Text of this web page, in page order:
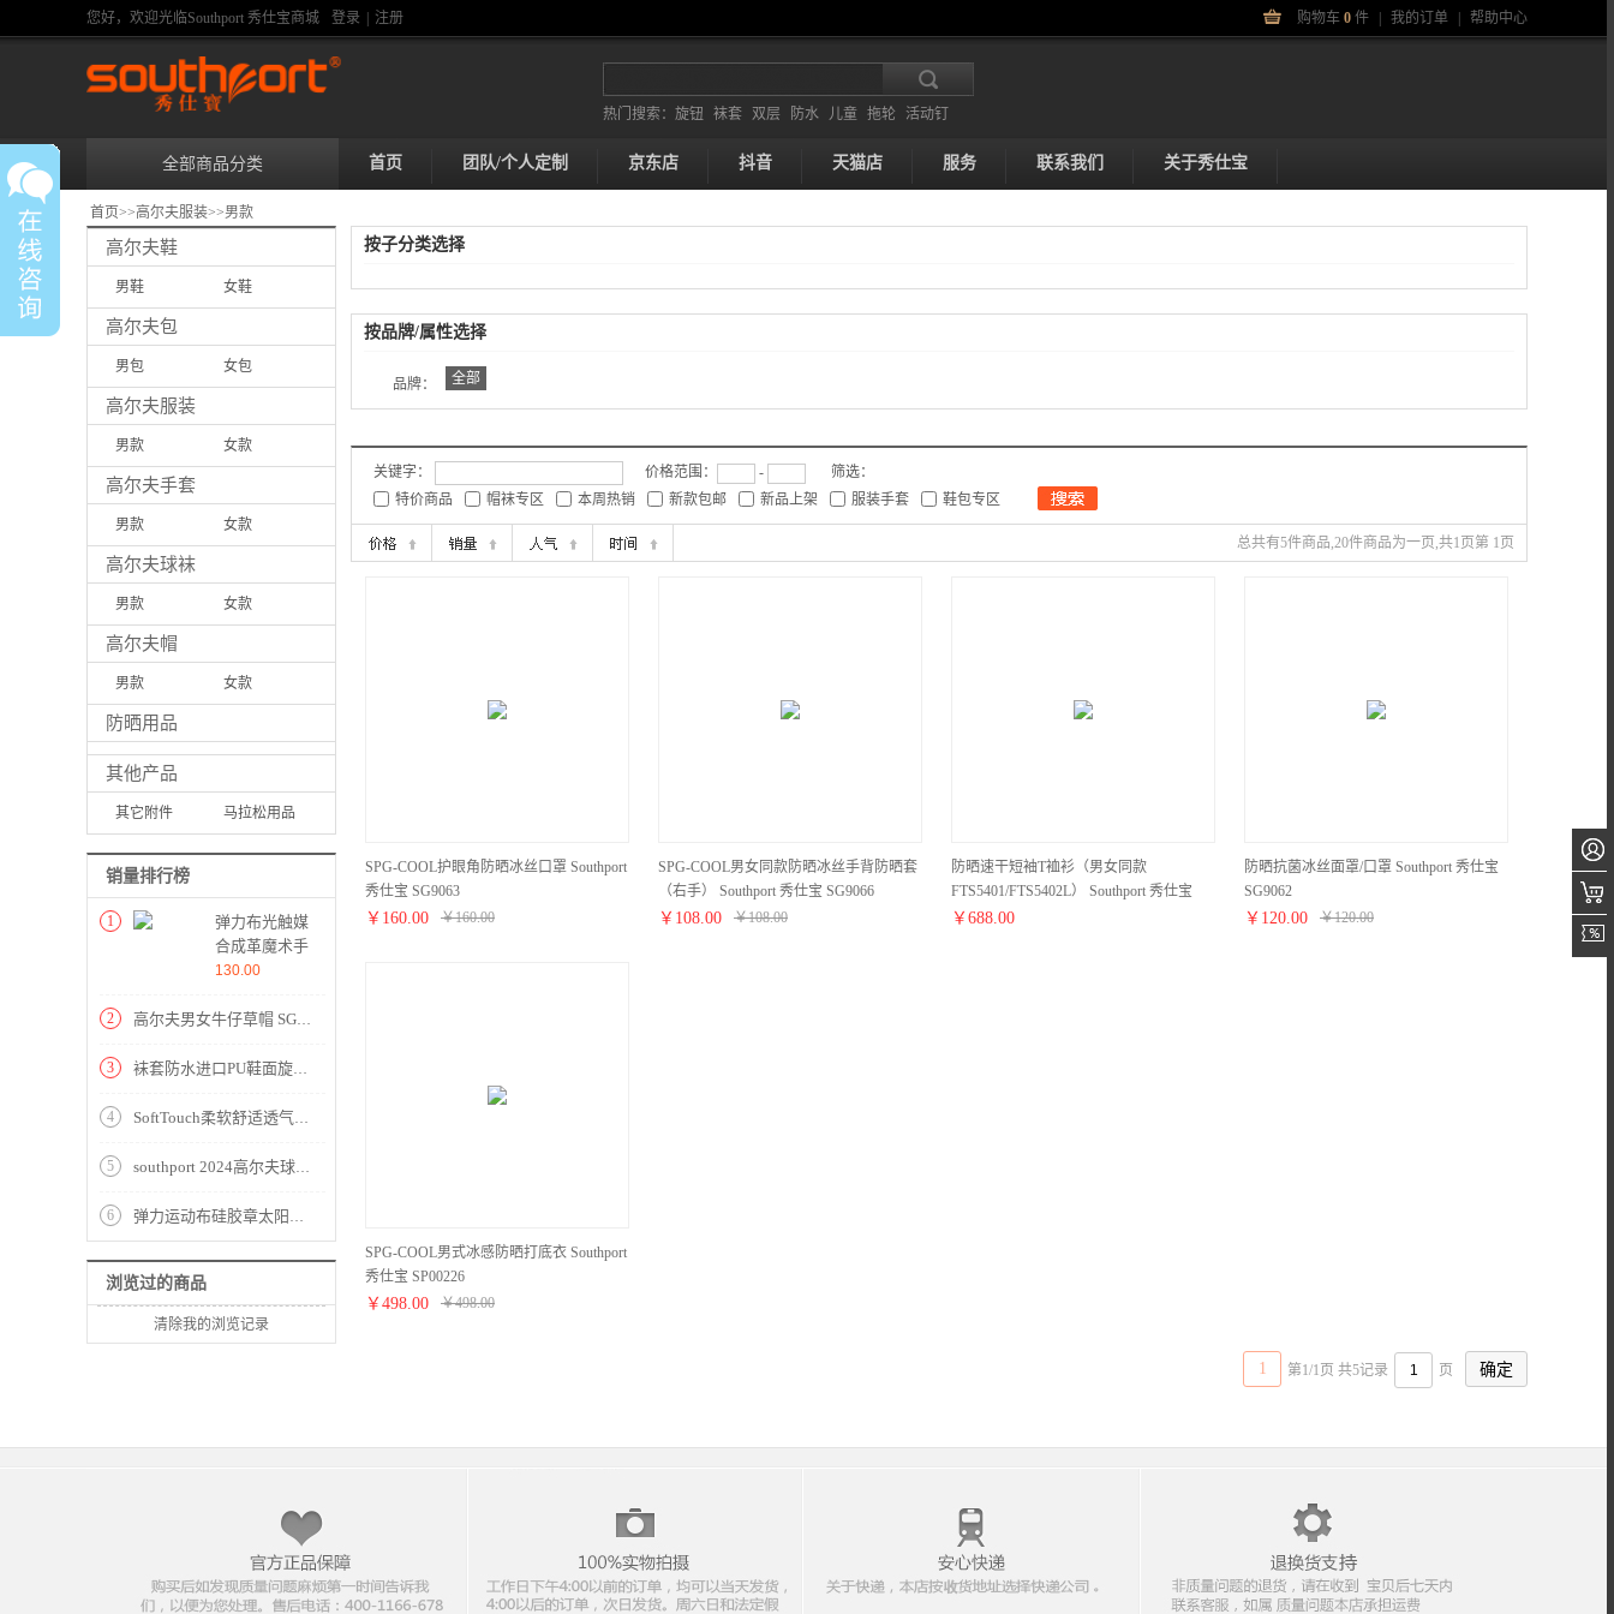
您好，欢迎光临Southport 秀仕宝商城 登录 注册 帮助中心
我的订单
购物车 0 件
热门搜索： 旋钮 袜套 双层 防水 儿童 拖轮
活动钉
全部商品分类 首页 团队/个人定制 京东店 抖音 天猫店 服务 联系我们 关于秀仕宝
首页>>高尔夫服装>>男款
高尔夫鞋
男鞋 女鞋
高尔夫包
男包 女包
高尔夫服装
男款 女款
高尔夫手套
男款 女款
高尔夫球袜
男款 女款
高尔夫帽
男款 女款
防晒用品
其他产品
其它附件 马拉松用品
销量排行榜
1
弹力布光触媒
合成革魔术手
套（左右手）
仕宝
130.00
2 高尔夫男女牛仔草帽 SG4009
3 袜套防水进口PU鞋面旋钮系统爆米花+TPU固定钉男鞋 Southport 秀仕宝 SE0827
4 SoftTouch柔软舒适透气耐磨男式进口小羊皮手套 Southport 秀仕宝 SMG1080
5 southport 2024高尔夫球鞋男士新款爆米花运动鞋旋钮鞋带防水防滑
6 弹力运动布硅胶章太阳帽SG4152
浏览过的商品
清除我的浏览记录
按子分类选择
按品牌/属性选择
品牌： 全部
关键字： 价格范围： -
筛选：
特价商品
帽袜专区 本周热销 新款包邮 新品上架 服装手套 鞋包专区
总共有5件商品,20件商品为一页,共1页第 1页
SPG-COOL护眼角防晒冰丝口罩 Southport
秀仕宝 SG9063
￥ 160.00 ￥160.00
SPG-COOL男女同款防晒冰丝手背防晒套
（右手） Southport 秀仕宝 SG9066
￥ 108.00 ￥108.00
防晒速干短袖T裇衫（男女同款
FTS5401/FTS5402L） Southport 秀仕宝
￥ 688.00
防晒抗菌冰丝面罩/口罩 Southport 秀仕宝
SG9062
￥ 120.00 ￥120.00
SPG-COOL男式冰感防晒打底衣 Southport
秀仕宝 SP00226
￥ 498.00 ￥498.00
1 第1/1页 共5记录 页